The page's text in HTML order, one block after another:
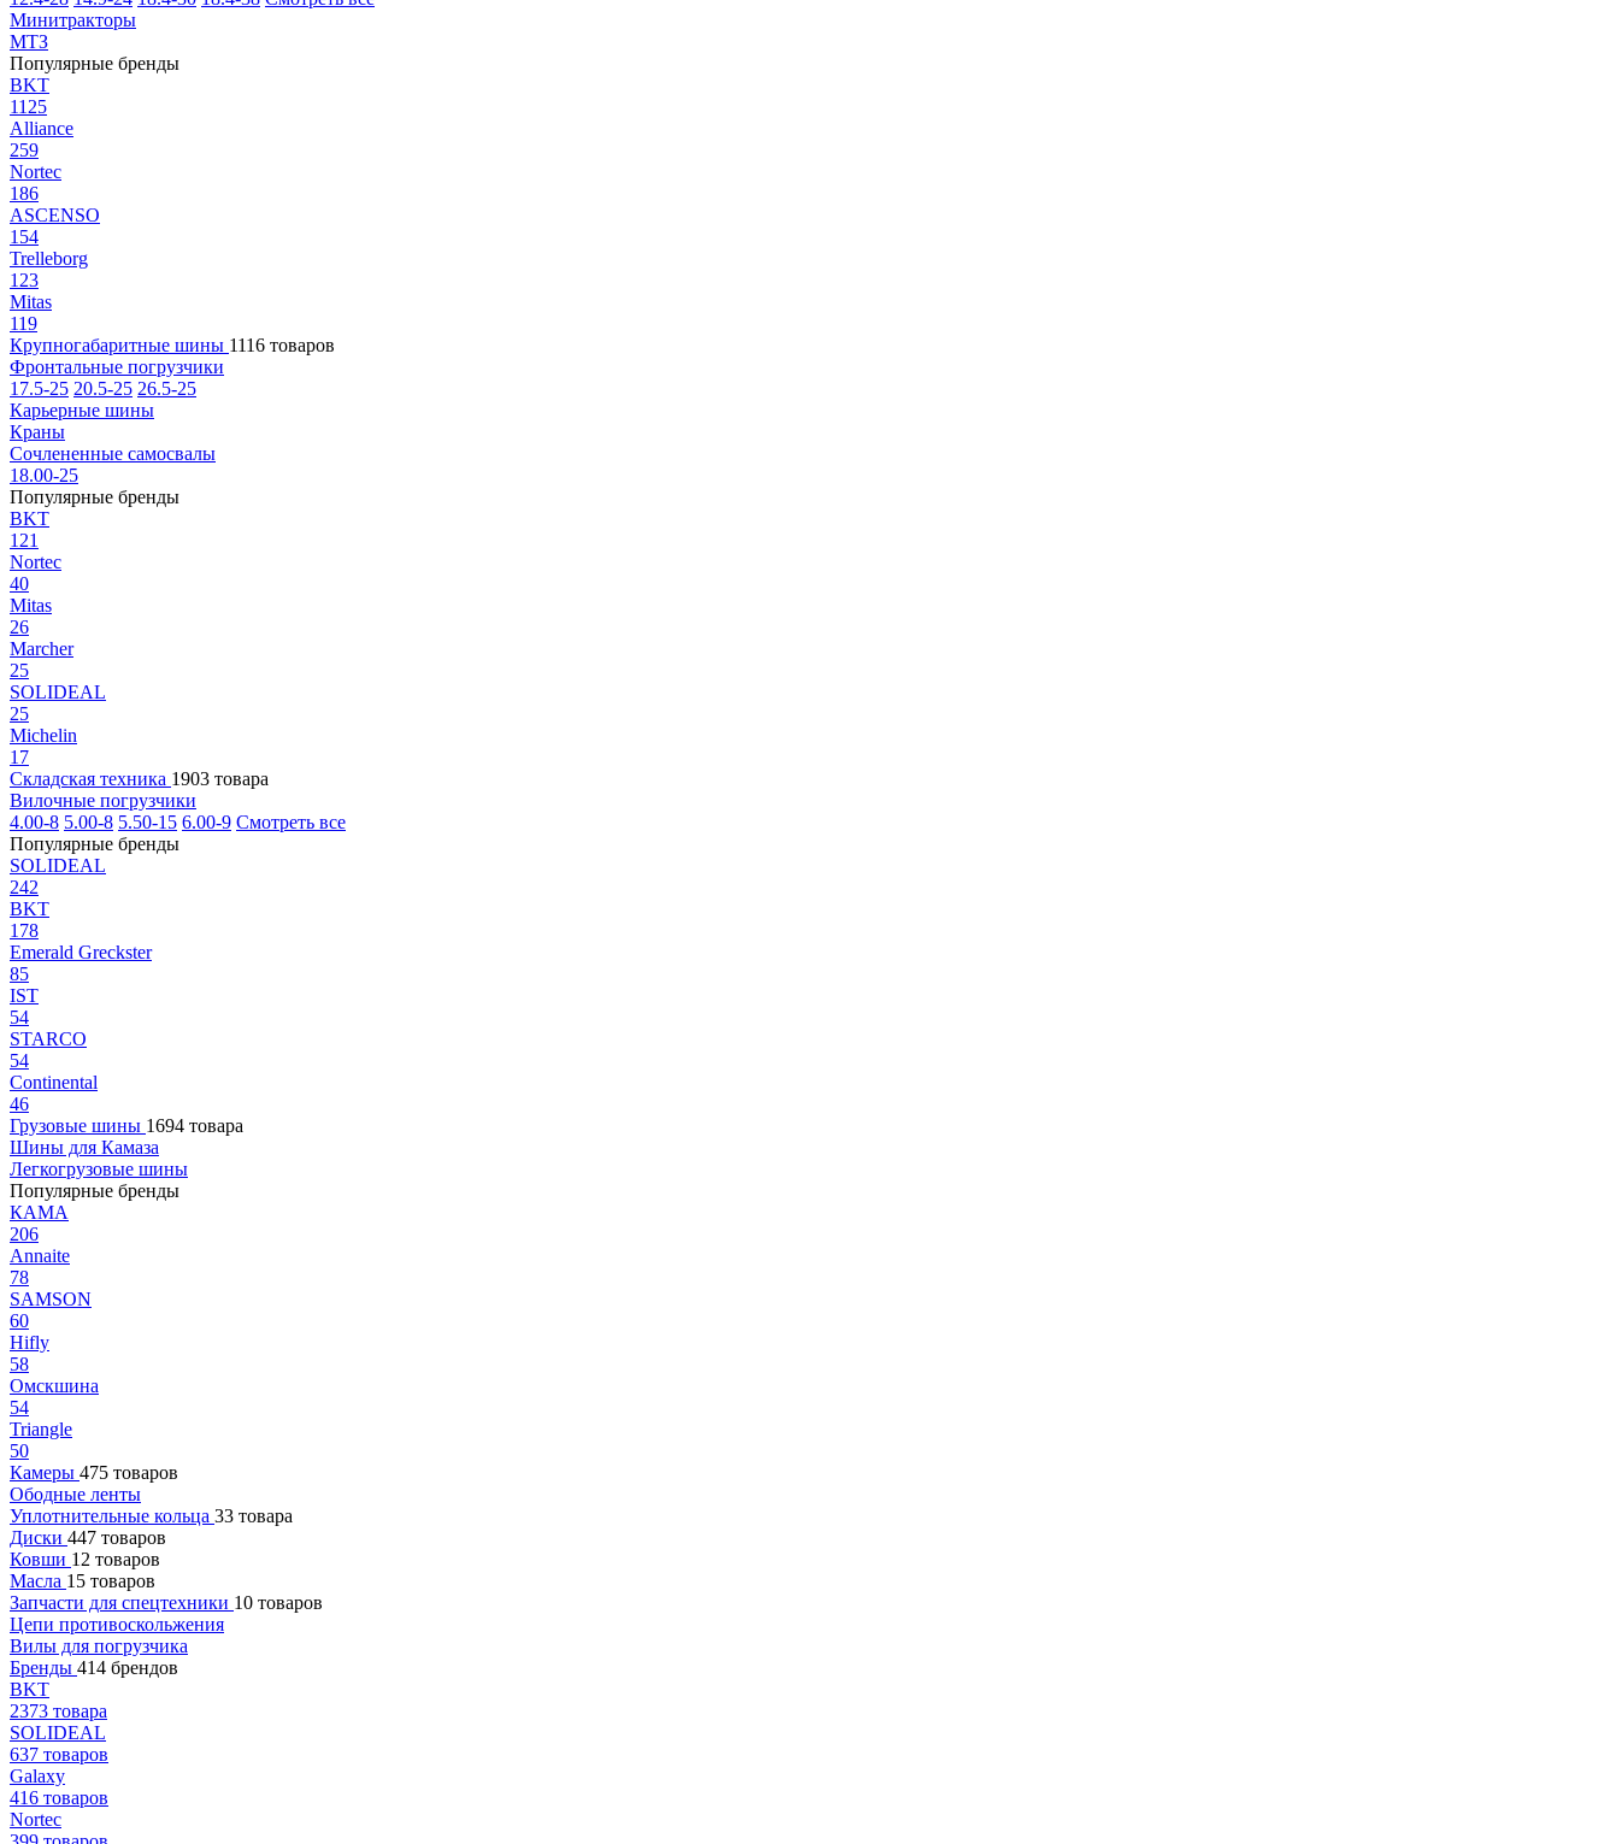
Минитракторы
МТЗ
Популярные бренды
BKT
1125
Alliance
259
Nortec
186
ASCENSO
154
Trelleborg
123
Mitas
119
Крупногабаритные шины 1116 товаров
Фронтальные погрузчики
17.5-25 20.5-25 26.5-25
Карьерные шины
Краны
Сочлененные самосвалы
18.00-25
Популярные бренды
BKT
121
Nortec
40
Mitas
26
Marcher
25
SOLIDEAL
25
Michelin
17
Складская техника 1903 товара
Вилочные погрузчики
4.00-8 5.00-8 5.50-15 6.00-9 Смотреть все
Популярные бренды
SOLIDEAL
242
BKT
178
Emerald Greckster
85
IST
54
STARCO
54
Continental
46
Грузовые шины 1694 товара
Шины для Камаза
Легкогрузовые шины
Популярные бренды
КАМА
206
Annaite
78
SAMSON
60
Hifly
58
Омскшина
54
Triangle
50
Камеры 475 товаров
Ободные ленты
Уплотнительные кольца 33 товара
Диски 447 товаров
Ковши 12 товаров
Масла 15 товаров
Запчасти для спецтехники 10 товаров
Цепи противоскольжения
Вилы для погрузчика
Бренды 414 брендов
BKT
2373 товара
SOLIDEAL
637 товаров
Galaxy
416 товаров
Nortec